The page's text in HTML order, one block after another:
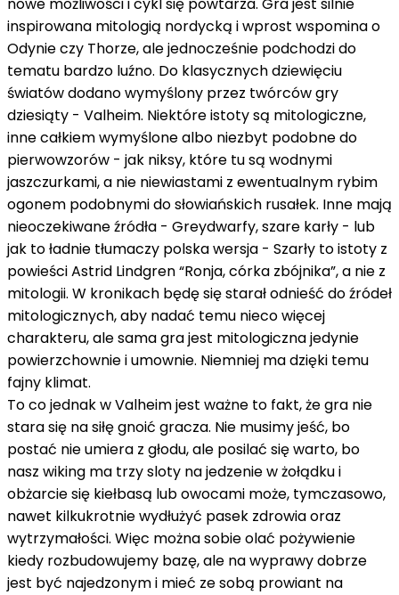
inspirowana mitologią nordycką i wprost wspomina o
Odynie czy Thorze, ale jednocześnie podchodzi do
tematu bardzo luźno. Do klasycznych dziewięciu
światów dodano wymyślony przez twórców gry
dziesiąty - Valheim. Niektóre istoty są mitologiczne,
inne całkiem wymyślone albo niezbyt podobne do
pierwowzorów - jak niksy, które tu są wodnymi
jaszczurkami, a nie niewiastami z ewentualnym rybim
ogonem podobnymi do słowiańskich rusałek. Inne mają
nieoczekiwane źródła - Greydwarfy, szare karły - lub
jak to ładnie tłumaczy polska wersja - Szarły to istoty z
powieści Astrid Lindgren “Ronja, córka zbójnika”, a nie z
mitologii. W kronikach będę się starał odnieść do źródeł
mitologicznych, aby nadać temu nieco więcej
charakteru, ale sama gra jest mitologiczna jedynie
powierzchownie i umownie. Niemniej ma dzięki temu
fajny klimat.
To co jednak w Valheim jest ważne to fakt, że gra nie
stara się na siłę gnoić gracza. Nie musimy jeść, bo
postać nie umiera z głodu, ale posilać się warto, bo
nasz wiking ma trzy sloty na jedzenie w żołądku i
obżarcie się kiełbasą lub owocami może, tymczasowo,
nawet kilkukrotnie wydłużyć pasek zdrowia oraz
wytrzymałości. Więc można sobie olać pożywienie
kiedy rozbudowujemy bazę, ale na wyprawy dobrze
jest być najedzonym i mieć ze sobą prowiant na